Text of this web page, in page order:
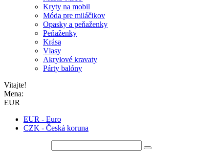
Kryty na mobil
Móda pre miláčikov
Opasky a peňaženky
Peňaženky
Krása
Vlasy
Akrylové kravaty
Párty balóny
Vitajte!
Mena:
EUR
EUR - Euro
CZK - Česká koruna